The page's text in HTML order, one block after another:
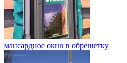
мансардное окно в обрешетку